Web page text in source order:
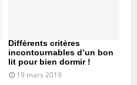
Différents critères
incontournables d’un bon
lit pour bien dormir !
19 mars 2019